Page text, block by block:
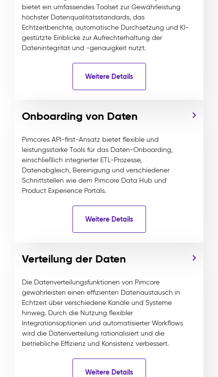
bietet ein umfassendes Toolset zur Gewährleistung
höchster Datenqualitätsstandards, das
Echtzeitberichte, automatische Durchsetzung und KI-
gestützte Einblicke zur Aufrechterhaltung der
Datenintegrität und -genauigkeit nutzt.
Weitere Details
Onboarding von Daten
Pimcores API-first-Ansatz bietet flexible und
leistungsstarke Tools für das Daten-Onboarding,
einschließlich integrierter ETL-Prozesse,
Datenabgleich, Bereinigung und verschiedener
Schnittstellen wie dem Pimcore Data Hub und
Product Experience Portals.
Weitere Details
Verteilung der Daten
Die Datenverteilungsfunktionen von Pimcore
gewährleisten einen effizienten Datenaustausch in
Echtzeit über verschiedene Kanäle und Systeme
hinweg. Durch die Nutzung flexibler
Integrationsoptionen und automatisierter Workflows
wird die Datenverteilung rationalisiert und die
betriebliche Effizienz und Konsistenz verbessert.
Weitere Details